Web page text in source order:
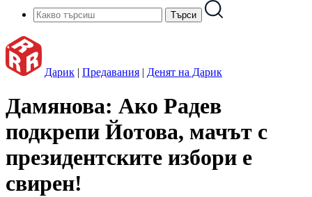
Дарик | Предавания | Денят на Дарик
Дамянова: Ако Радев
подкрепи Йотова, мачът с
президентските избори е
свирен!